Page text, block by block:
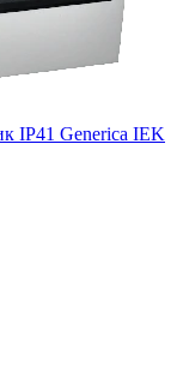
IP41 Generica IEK